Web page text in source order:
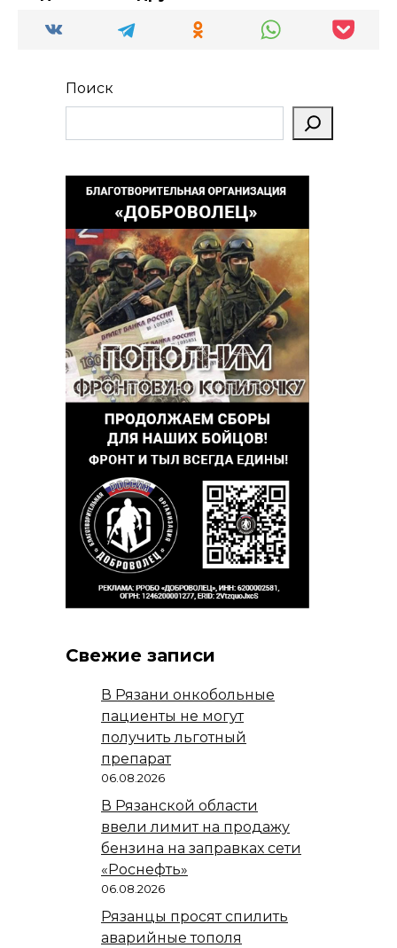
Поиск
Свежие записи
В Рязани онкобольные
пациенты не могут
получить льготный
препарат
06.08.2026
В Рязанской области
ввели лимит на продажу
бензина на заправках сети
«Роснефть»
06.08.2026
Рязанцы просят спилить
аварийные тополя